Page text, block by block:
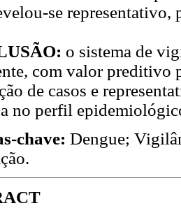
se representativo,
: o sistema de
com valor preditivo
de casos e
no perfil
chave: Dengue;